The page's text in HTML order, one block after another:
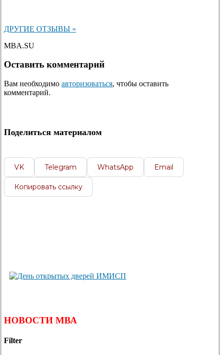
ДРУГИЕ ОТЗЫВЫ »
MBA.SU
Оставить комментарий
Вам необходимо авторизоваться, чтобы оставить
комментарий.
Поделиться материалом
VK Telegram WhatsApp Email
Копировать ссылку
НОВОСТИ МВА
Filter